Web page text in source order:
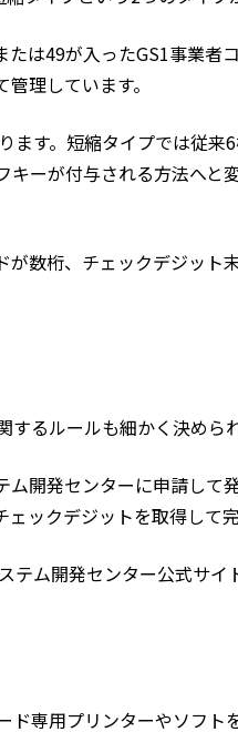
は49が入ったGS1事業者
理しています。
ます。短縮タイプでは従来
ーが付与される方法へと
数桁、チェックデジット
るルールも細かく決められ
開発センターに申請して
ックデジットを取得して完
テム開発センター公式サイ
専用プリンターやソフト